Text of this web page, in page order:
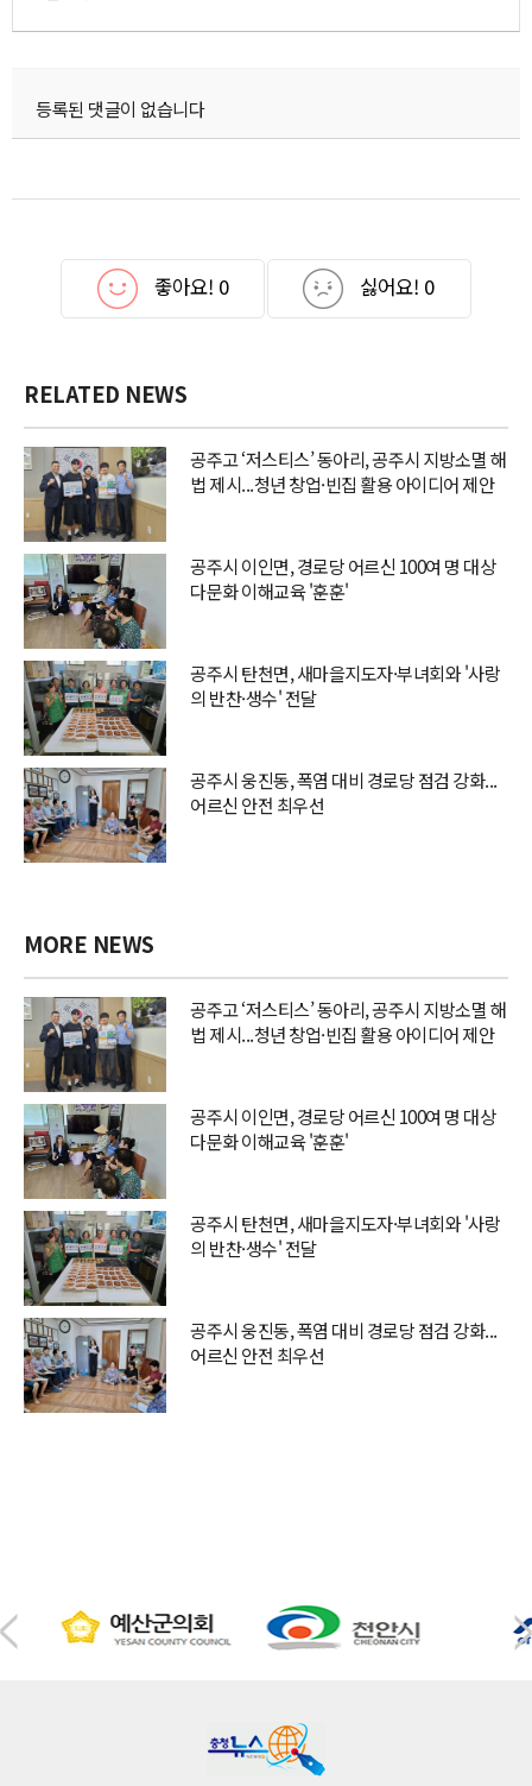
등록된 댓글이 없습니다
좋아요! 0 싫어요! 0
RELATED NEWS
공주고 ‘저스티스’ 동아리, 공주시 지방소멸 해
법 제시...청년 창업·빈집 활용 아이디어 제안
공주시 이인면, 경로당 어르신 100여 명 대상
다문화 이해교육 '훈훈'
공주시 탄천면, 새마을지도자·부녀회와 '사랑
의 반찬·생수' 전달
공주시 웅진동, 폭염 대비 경로당 점검 강화...
어르신 안전 최우선
MORE NEWS
공주고 ‘저스티스’ 동아리, 공주시 지방소멸 해
법 제시...청년 창업·빈집 활용 아이디어 제안
공주시 이인면, 경로당 어르신 100여 명 대상
다문화 이해교육 '훈훈'
공주시 탄천면, 새마을지도자·부녀회와 '사랑
의 반찬·생수' 전달
공주시 웅진동, 폭염 대비 경로당 점검 강화...
어르신 안전 최우선